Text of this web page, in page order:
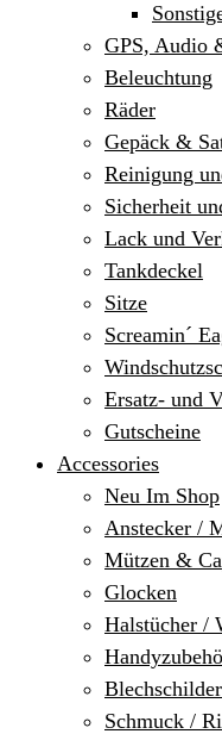
GPS, Audio
Beleuchtung
Räder
Gepäck &
Reinigung
Sicherheit
Lack und
Tankdeckel
Sitze
Screamin´
Ersatz- und
Gutscheine
Accessories
Neu Im Shop
Anstecker /
Mützen &
Glocken
Halstücher /
Schmuck /